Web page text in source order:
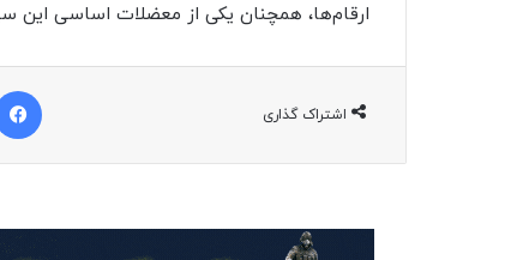
ارقام‌ها، همچنان یکی از معضلات اساسی این
اشتراک گذاری